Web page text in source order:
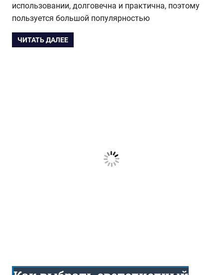
использовании, долговечна и практична, поэтому
пользуется большой популярностью
ЧИТАТЬ ДАЛЕЕ